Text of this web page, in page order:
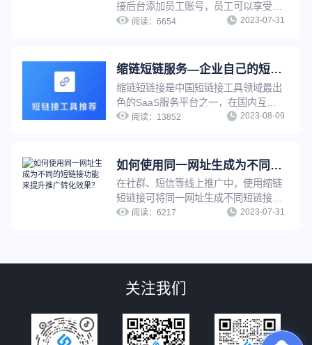
接后台添加员工账号，员工可以享受管
理员同等权限，使用管理员所有功能去
推广短链，提升工作效率。
阅读：6654 2023-07-31
缩链短链服务—企业自己的短链接系统
缩链短链接是中国短链接工具领域最出
色的SaaS服务平台之一，在国内互联
网营销工具服务领域占有一席之地，功
并提供丰富的链接管理功能与推广服
务。
阅读： 13852 2023-08-09
如何使用同一网址生成为不同的短链接功能来提升推广转化效果？
在社群、短信等线上推广中，使用缩链
短链接可将同一网址生成不同短链接，
用于不同渠道、不同客户群、以及不同
阅读：6217 2023-07-31
关注我们